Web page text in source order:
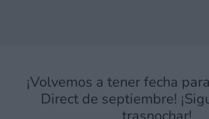
¡Volvemos a tener fecha
Direct de septiembre!